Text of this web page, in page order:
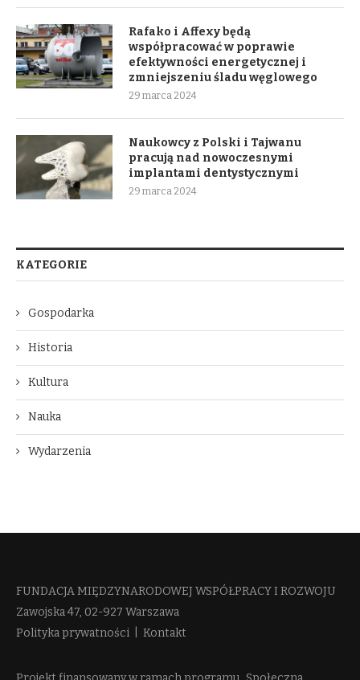
Rafako i Affexy będą
współpracować w poprawie
efektywności energetycznej i
zmniejszeniu śladu węglowego
29 marca 2024
Naukowcy z Polski i Tajwanu
pracują nad nowoczesnymi
implantami dentystycznymi
29 marca 2024
KATEGORIE
Gospodarka
Historia
Kultura
Nauka
Wydarzenia
FUNDACJA MIĘDZYNARODOWEJ WSPÓŁPRACY I ROZWOJU​
Zawojska 47, 02-927 Warszawa
Polityka prywatności
Kontakt